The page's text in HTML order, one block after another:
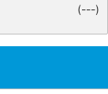
(---)